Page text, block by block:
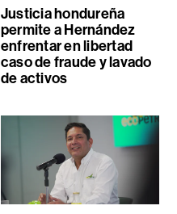
Justicia hondureña
permite a Hernández
enfrentar en libertad
caso de fraude y lavado
de activos